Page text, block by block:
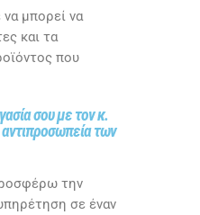
μπορεί να
και τα
που
σου με τον κ.
αντιπροσωπεία των
την
σε έναν